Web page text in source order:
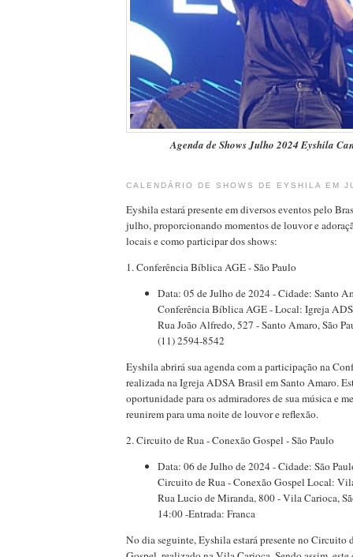
Agenda de Shows Julho 2024 Eyshila
CALENDÁRIO DE SHOWS DE EYSHILA EM
Eyshila estará presente em diversos eventos pelo
julho, proporcionando momentos de louvor e
locais e como participar dos shows:
1. Conferência Bíblica AGE - São Paulo
Data: 05 de Julho de 2024 - Cidade: Santo
Conferência Bíblica AGE - Local: Igreja
Rua João Alfredo, 527 - Santo Amaro, São
(11) 2594-8542
Eyshila abrirá sua agenda com a participação na
realizada na Igreja ADSA Brasil em Santo Amaro.
oportunidade para os admiradores de sua música e
reunirem para uma noite de louvor e reflexão.
2. Circuito de Rua - Conexão Gospel - São Paulo
Data: 06 de Julho de 2024 - Cidade: São
Circuito de Rua - Conexão Gospel Local:
Rua Lucio de Miranda, 800 - Vila Carioca,
14:00 -Entrada: Franca
No dia seguinte, Eyshila estará presente no Circuito